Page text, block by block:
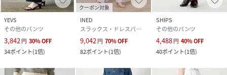
YEVS
その他のパンツ
3,842円 30%OFF
34ポイント(1倍)
クーポン対象
INED
スラックス・ドレスパンツ
9,042円 70%OFF
82ポイント(1倍)
SHIPS
その他のパンツ
4,488円 40%OFF
40ポイント(1倍)